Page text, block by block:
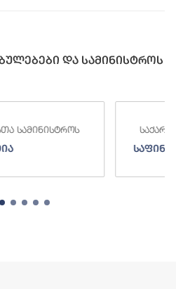
და სამინისტროს
სამინისტროს
სამსახური